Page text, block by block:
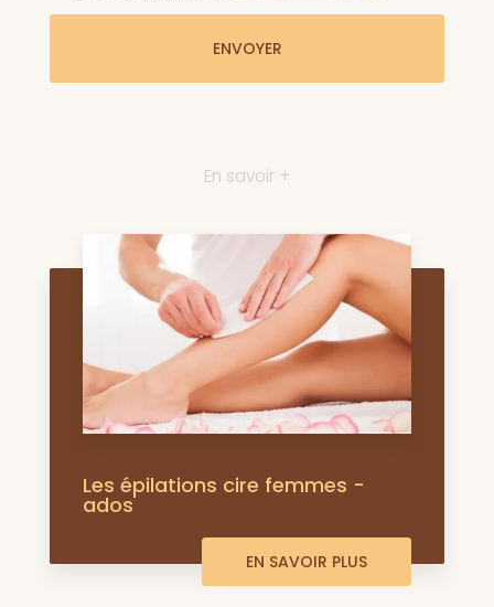
En savoir +
Les épilations cire femmes -
ados
EN SAVOIR PLUS